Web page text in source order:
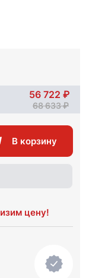
56 722
68 633
В корзину
цену!